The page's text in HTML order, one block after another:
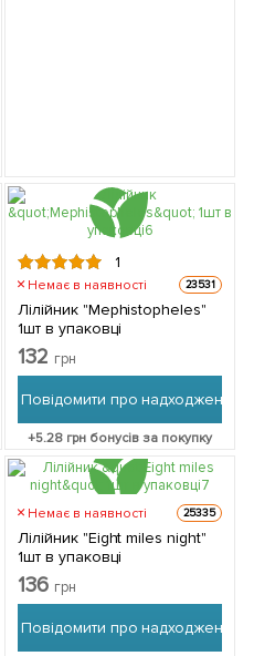
1
Немає в наявності 23531
Лілійник "Mephistopheles"
1шт в упаковці
132 грн
Повідомити про надходження
+5.28 грн бонусів за покупку
Немає в наявності 25335
Лілійник "Eight miles night"
1шт в упаковці
136 грн
Повідомити про надходження